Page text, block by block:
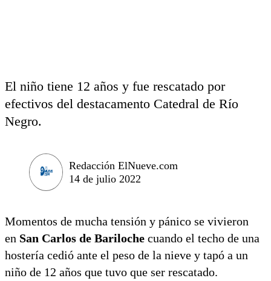
El niño tiene 12 años y fue rescatado por
efectivos del destacamento Catedral de Río
Negro.
Redacción ElNueve.com
14 de julio 2022
Momentos de mucha tensión y pánico se vivieron
en San Carlos de Bariloche cuando el techo de una
hostería cedió ante el peso de la nieve y tapó a un
niño de 12 años que tuvo que ser rescatado.